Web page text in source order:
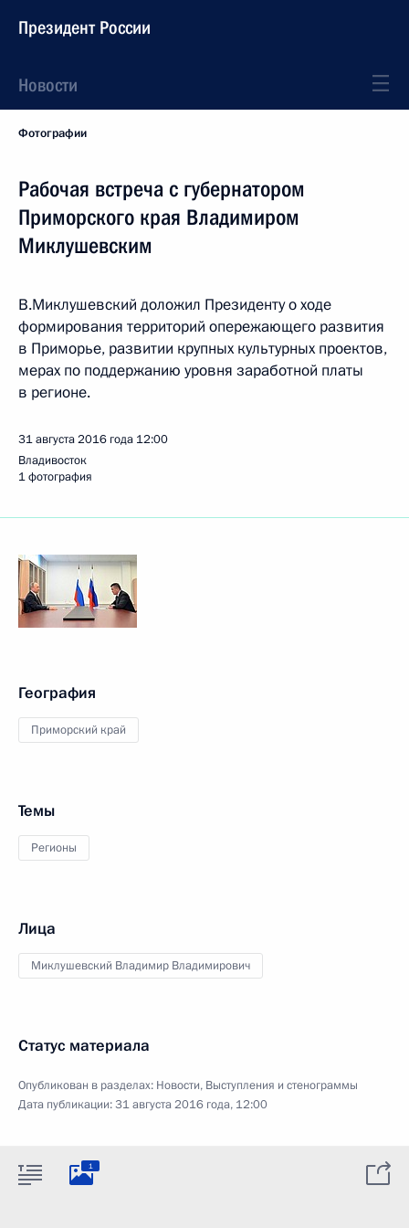
Президент России
Новости
Фотографии
Рабочая встреча с губернатором
Приморского края Владимиром
Миклушевским
В.Миклушевский доложил Президенту о ходе
формирования территорий опережающего развития
в Приморье, развитии крупных культурных проектов,
мерах по поддержанию уровня заработной платы
в регионе.
31 августа 2016 года 12:00
Владивосток
1 фотография
География
Приморский край
Темы
Регионы
Лица
Миклушевский Владимир Владимирович
Статус материала
Опубликован в разделах: Новости, Выступления и стенограммы
Дата публикации:31 августа 2016 года, 12:00
1